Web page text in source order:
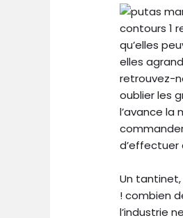
contours 1
qu’elles
elles
retrouvez-
oublier les
l’avance la
d’effectuer
Un
! combien
l’industrie